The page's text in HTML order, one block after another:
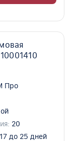
Про
20
до 25 дней